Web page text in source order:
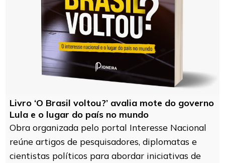
Livro ‘O Brasil voltou?’ avalia mote do governo
Lula e o lugar do país no mundo
Obra organizada pelo portal Interesse Nacional
reúne artigos de pesquisadores, diplomatas e
cientistas políticos para abordar iniciativas de